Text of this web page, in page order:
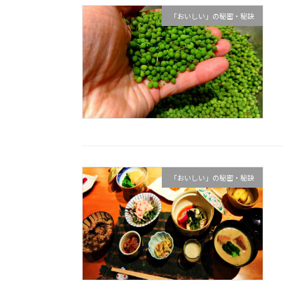
「おいしい」の秘密・秘訣
「おいしい」の秘密・秘訣